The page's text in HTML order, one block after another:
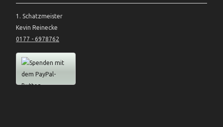
1. Schatzmeister
Kevin Reinecke
0177 - 6978762